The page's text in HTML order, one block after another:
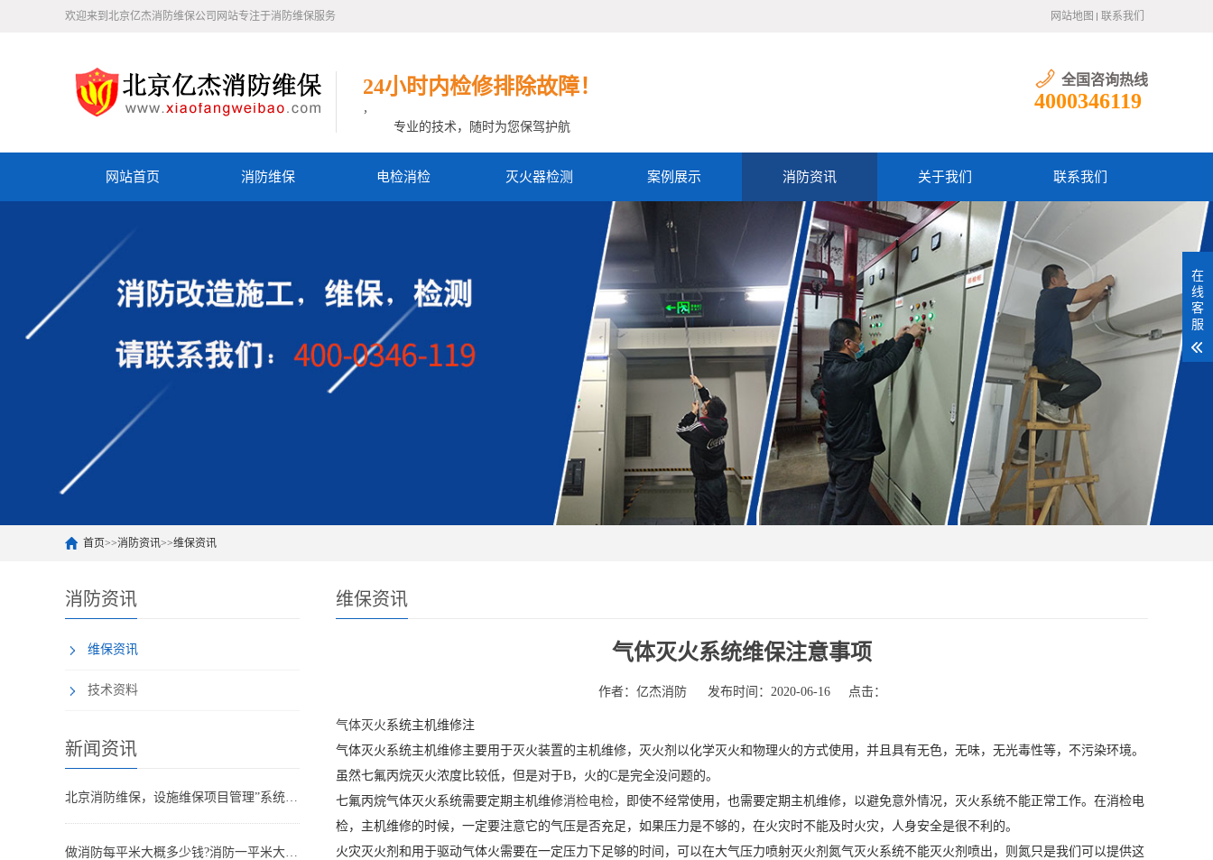
欢迎来到北京亿杰消防维保公司网站专注于消防维保服务 网站地图 联系我们
24小时内检修排除故障！
，
专业的技术，随时为您保驾护航
全国咨询热线
4000346119
网站首页 消防维保 电检消检 灭火器检测 案例展示 消防资讯 关于我们 联系我们
首页>>消防资讯>>维保资讯
消防资讯
维保资讯
技术资料
新闻资讯
北京消防维保，设施维保项目管理”系统应急启动功能的数量应如何填写？
做消防每平米大概多少钱?消防一平米大约多少钱
维保资讯
气体灭火系统维保注意事项
作者：亿杰消防 发布时间：2020-06-16 点击：
气体灭火系统主机维修注
气体灭火系统主机维修主要用于灭火装置的主机维修，灭火剂以化学灭火和物理火的方式使用，并且具有无色，无味，无光毒性等，不污染环境。
虽然七氟丙烷灭火浓度比较低，但是对于B，火的C是完全没问题的。
七氟丙烷气体灭火系统需要定期主机维修消检电检，即使不经常使用，也需要定期主机维修，以避免意外情况，灭火系统不能正常工作。在消检电
检，主机维修的时候，一定要注意它的气压是否充足，如果压力是不够的，在火灾时不能及时火灾，人身安全是很不利的。
火灾灭火剂和用于驱动气体火需要在一定压力下足够的时间，可以在大气压力喷射灭火剂氮气灭火系统不能灭火剂喷出，则氮只是我们可以提供这
在
线
客
服